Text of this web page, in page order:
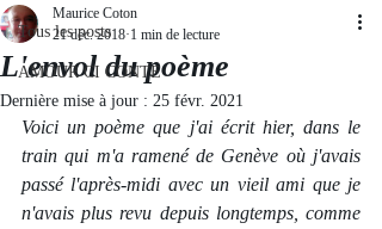
Tous les posts
AMOUR CI CONTE
L'envol du poème
Maurice Coton
21 déc. 2018 1 min de lecture
Dernière mise à jour : 25 févr. 2021
Voici un poème que j'ai écrit hier, dans le
train qui m'a ramené de Genève où j'avais
passé l'après-midi avec un vieil ami que je
n'avais plus revu depuis longtemps, comme